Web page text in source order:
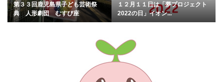
第３３回鹿児島県子ども芸術祭
典 人形劇団 むすび座
１２月１１日は「夢プロジェクト
2022の日」イオン...